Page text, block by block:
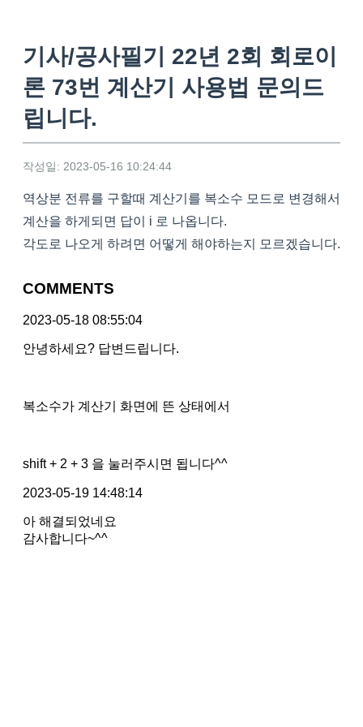
기사/공사필기 22년 2회 회로이
론 73번 계산기 사용법 문의드
립니다.
작성일: 2023-05-16 10:24:44
역상분 전류를 구할때 계산기를 복소수 모드로 변경해서
계산을 하게되면 답이 i 로 나옵니다.
각도로 나오게 하려면 어떻게 해야하는지 모르겠습니다.
COMMENTS
2023-05-18 08:55:04
안녕하세요? 답변드립니다.
복소수가 계산기 화면에 뜬 상태에서
shift + 2 + 3 을 눌러주시면 됩니다^^
2023-05-19 14:48:14
아 해결되었네요
감사합니다~^^